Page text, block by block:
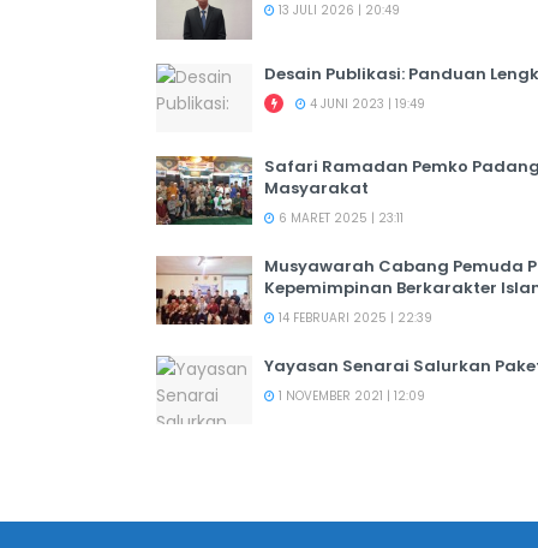
13 JULI 2026 | 20:49
Desain Publikasi: Panduan
4 JUNI 2023 | 19:49
Safari Ramadan Pemko
Masyarakat
6 MARET 2025 | 23:11
Musyawarah Cabang Pemuda
Kepemimpinan Berkarakter
14 FEBRUARI 2025 | 22:39
Yayasan Senarai Salurkan
1 NOVEMBER 2021 | 12:09